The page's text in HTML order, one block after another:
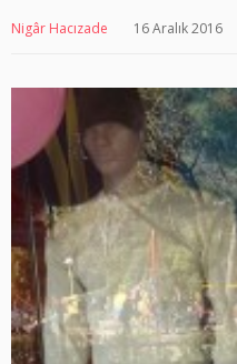
Nigâr Hacızade 16 Aralık 2016